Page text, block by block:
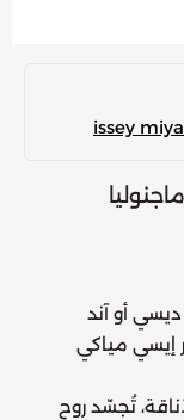
issey
أو آند
إيسي مياكي
تُجسّد روح